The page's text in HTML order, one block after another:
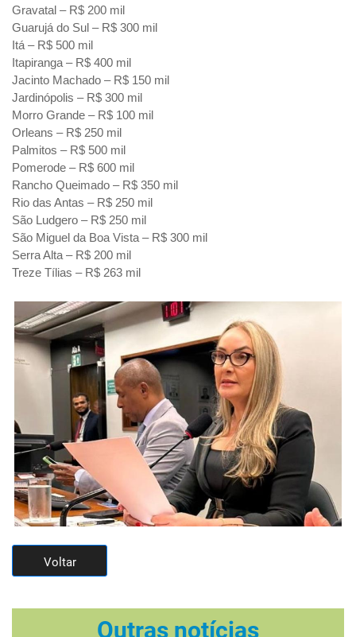
Gravatal – R$ 200 mil
Guarujá do Sul – R$ 300 mil
Itá – R$ 500 mil
Itapiranga – R$ 400 mil
Jacinto Machado – R$ 150 mil
Jardinópolis – R$ 300 mil
Morro Grande – R$ 100 mil
Orleans – R$ 250 mil
Palmitos – R$ 500 mil
Pomerode – R$ 600 mil
Rancho Queimado – R$ 350 mil
Rio das Antas – R$ 250 mil
São Ludgero – R$ 250 mil
São Miguel da Boa Vista – R$ 300 mil
Serra Alta – R$ 200 mil
Treze Tílias – R$ 263 mil
Voltar
Outras notícias